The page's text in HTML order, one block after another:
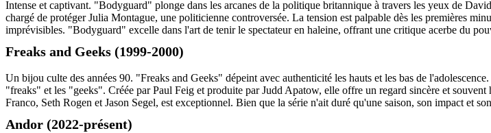
Intense et captivant. "Bodyguard" plonge dans les arcanes de la politique britannique à travers les yeux de
chargé de protéger Julia Montague, une politicienne controversée. La tension est palpable dès les premières
imprévisibles. "Bodyguard" excelle dans l'art de tenir le spectateur en haleine, offrant une critique acerbe du
Freaks and Geeks (1999-2000)
Un bijou culte des années 90. "Freaks and Geeks" dépeint avec authenticité les hauts et les bas de
"freaks" et les "geeks". Créée par Paul Feig et produite par Judd Apatow, elle offre un regard sincère et
Franco, Seth Rogen et Jason Segel, est exceptionnel. Bien que la série n'ait duré qu'une saison, son impact et
Andor (2022-présent)